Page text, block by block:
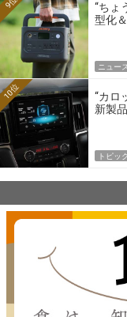
“ちょ
型化
ニュー
“カロ
新製
10位
トピッ